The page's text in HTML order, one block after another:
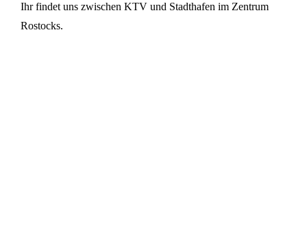
Ihr findet uns zwischen KTV und Stadthafen im Zentrum
Rostocks.